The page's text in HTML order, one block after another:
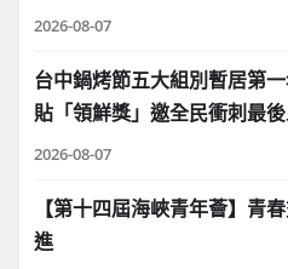
2026-08-07
台中鍋烤節五大組別暫居第
貼「領鮮獎」邀全民衝刺最
2026-08-07
【第十四屆海峽青年薈】青
進